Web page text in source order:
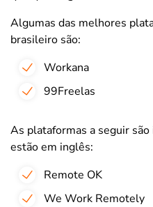
Algumas das melhores
brasileiro são:
Workana
99Freelas
As plataformas a seguir
estão em inglês:
Remote OK
We Work Remotely